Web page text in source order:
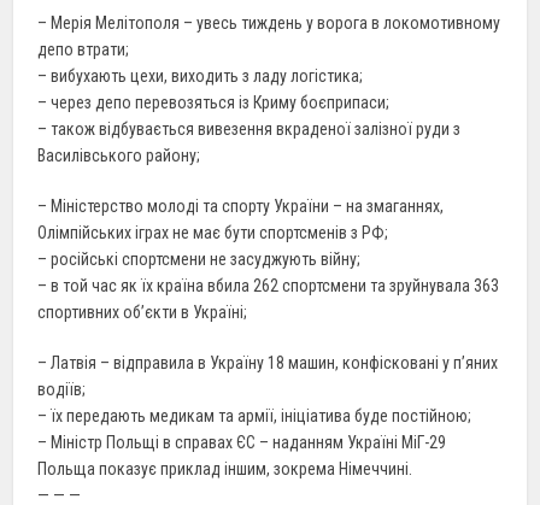
– Мерія Мелітополя – увесь тиждень у ворога в локомотивному
депо втрати;
– вибухають цехи, виходить з ладу логістика;
– через депо перевозяться із Криму боєприпаси;
– також відбувається вивезення вкраденої залізної руди з
Василівського району;
– Міністерство молоді та спорту України – на змаганнях,
Олімпійських іграх не має бути спортсменів з РФ;
– російські спортсмени не засуджують війну;
– в той час як їх країна вбила 262 спортсмени та зруйнувала 363
спортивних об’єкти в Україні;
– Латвія – відправила в Україну 18 машин, конфісковані у п’яних
водіїв;
– їх передають медикам та армії, ініціатива буде постійною;
– Міністр Польщі в справах ЄС – наданням Україні МіГ-29
Польща показує приклад іншим, зокрема Німеччині.
— — —